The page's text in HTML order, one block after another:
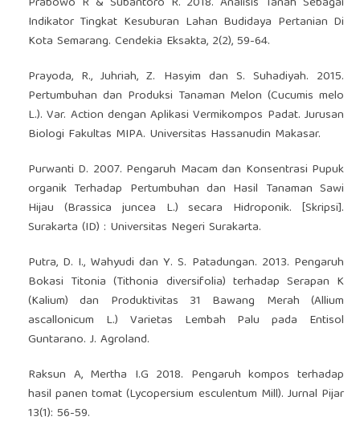
Indikator Tingkat Kesuburan Lahan Budidaya Pertanian Di
Kota Semarang. Cendekia Eksakta, 2(2), 59-64.
Prayoda, R., Juhriah, Z. Hasyim dan S. Suhadiyah. 2015.
Pertumbuhan dan Produksi Tanaman Melon (Cucumis melo
L.). Var. Action dengan Aplikasi Vermikompos Padat. Jurusan
Biologi Fakultas MIPA. Universitas Hassanudin Makasar.
Purwanti D. 2007. Pengaruh Macam dan Konsentrasi Pupuk
organik Terhadap Pertumbuhan dan Hasil Tanaman Sawi
Hijau (Brassica juncea L.) secara Hidroponik. [Skripsi].
Surakarta (ID) : Universitas Negeri Surakarta.
Putra, D. I., Wahyudi dan Y. S. Patadungan. 2013. Pengaruh
Bokasi Titonia (Tithonia diversifolia) terhadap Serapan K
(Kalium) dan Produktivitas 31 Bawang Merah (Allium
ascallonicum L.) Varietas Lembah Palu pada Entisol
Guntarano. J. Agroland.
Raksun A, Mertha I.G 2018. Pengaruh kompos terhadap
hasil panen tomat (Lycopersium esculentum Mill). Jurnal Pijar
13(1): 56-59.